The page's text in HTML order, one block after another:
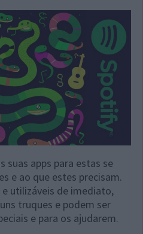
suas apps para estas se
e ao que estes precisam.
e utilizáveis de imediato,
truques e podem ser
e para os ajudarem.